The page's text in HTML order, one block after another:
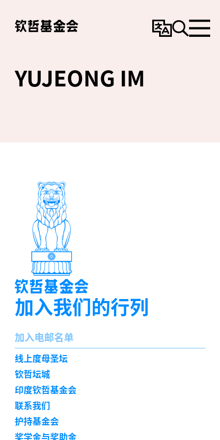
变
搜
选
YUJEONG IM
加入我们的行列
名
字
加入电邮名单
订
阅
线上度母圣坛
钦哲坛城
印度钦哲基金会
联系我们
护持基金会
奖学金与奖助金